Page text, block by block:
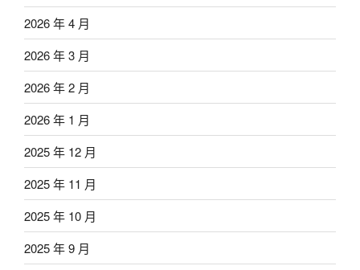
2026 年 4 月
2026 年 3 月
2026 年 2 月
2026 年 1 月
2025 年 12 月
2025 年 11 月
2025 年 10 月
2025 年 9 月